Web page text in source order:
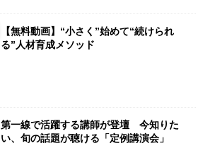
【無料動画】“小さく”始めて“続けられ
る”人材育成メソッド
第一線で活躍する講師が登壇 今知りた
い、旬の話題が聴ける「定例講演会」